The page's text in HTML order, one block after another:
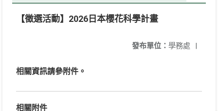
【徵選活動】2026日本櫻花科學計畫
發布單位： 學務處 |
相關資訊請參附件。
相關附件